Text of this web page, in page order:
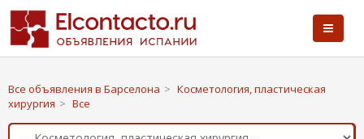
Все объявления в Барселона > Косметология, пластическая
хирургия > Все